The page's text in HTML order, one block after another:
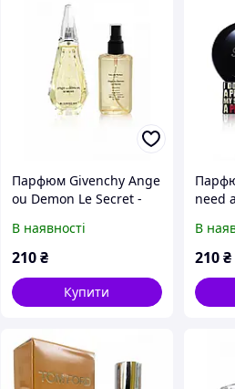
Парфюм Givenchy Ange
ou Demon Le Secret -
В наявності
210 ₴
Купити
need
В
210₴